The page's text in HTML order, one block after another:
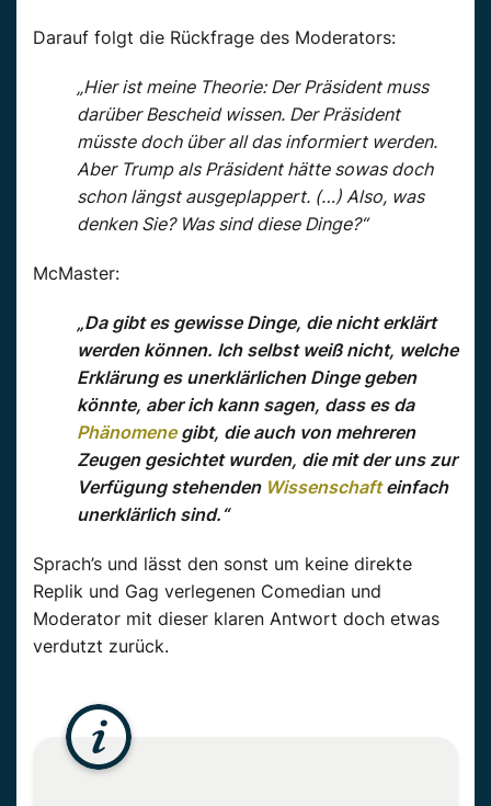
Darauf folgt die Rückfrage des Moderators:
„Hier ist meine Theorie: Der Präsident muss
darüber Bescheid wissen. Der Präsident
müsste doch über all das informiert werden.
Aber Trump als Präsident hätte sowas doch
schon längst ausgeplappert. (…) Also, was
denken Sie? Was sind diese Dinge?“
McMaster:
„Da gibt es gewisse Dinge, die nicht erklärt
werden können. Ich selbst weiß nicht, welche
Erklärung es unerklärlichen Dinge geben
könnte, aber ich kann sagen, dass es da
Phänomenegibt, die auch von mehreren
Zeugen gesichtet wurden, die mit der uns zur
Verfügung stehenden Wissenschafteinfach
unerklärlich sind.“
Sprach’s und lässt den sonst um keine direkte
Replik und Gag verlegenen Comedian und
Moderator mit dieser klaren Antwort doch etwas
verdutzt zurück.